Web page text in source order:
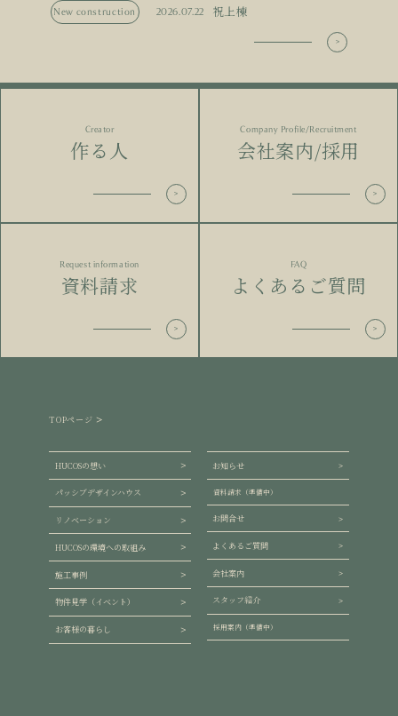
New construction 2026.07.22 祝上棟
Creator
作る人
Company Profile/Recruitment
会社案内/採用
Request information
資料請求
FAQ
よくあるご質問
TOPページ
HUCOSの想い
パッシブデザインハウス
リノベーション
HUCOSの環境への取組み
施工事例
物件見学（イベント）
お客様の暮らし
お知らせ
資料請求（準備中）
お問合せ
よくあるご質問
会社案内
スタッフ紹介
採用案内（準備中）